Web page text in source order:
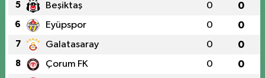
5 Beşiktaş 0 0
6 Eyüpspor 0 0
7 Galatasaray 0 0
8 Çorum FK 0 0